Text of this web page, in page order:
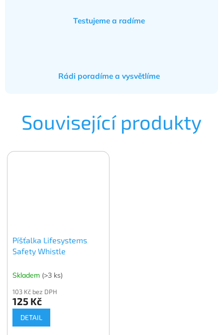
Testujeme a radíme
Rádi poradíme a vysvětlíme
Související produkty
Píšťalka Lifesystems
Safety Whistle
Skladem (>3 ks)
103 Kč bez DPH
125 Kč
DETAIL